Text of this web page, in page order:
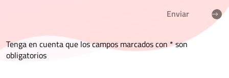
Enviar
Tenga en cuenta que los campos marcados con * son
obligatorios